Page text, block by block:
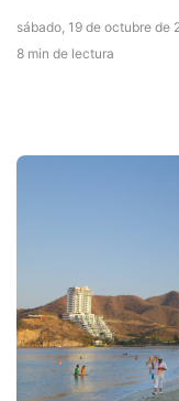
sábado, 19 de octubre de
8 min de lectura